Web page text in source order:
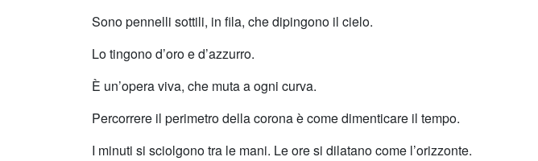
Sono pennelli sottili, in fila, che dipingono il cielo.
Lo tingono d’oro e d’azzurro.
È un’opera viva, che muta a ogni curva.
Percorrere il perimetro della corona è come dimenticare il tempo.
I minuti si sciolgono tra le mani. Le ore si dilatano come l’orizzonte.